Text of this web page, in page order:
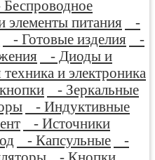
элементы питания
-
- Готовые изделия
-
- Диоды и
и электроника
- Зеркальные
- Индуктивные
- Источники
- Капсульные
-
- Кнопки,